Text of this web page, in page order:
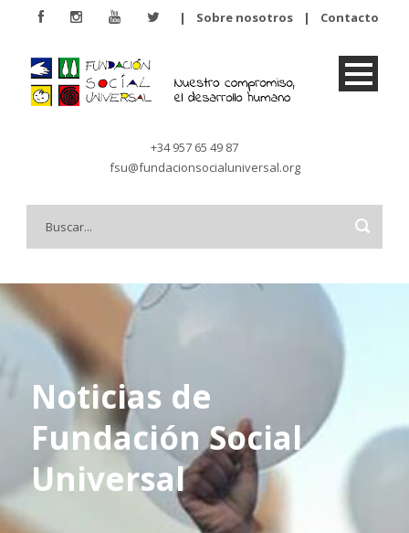
| Sobre nosotros | Contacto
+34 957 65 49 87
fsu@fundacionsocialuniversal.org
Noticias de
Fundación Social
Universal